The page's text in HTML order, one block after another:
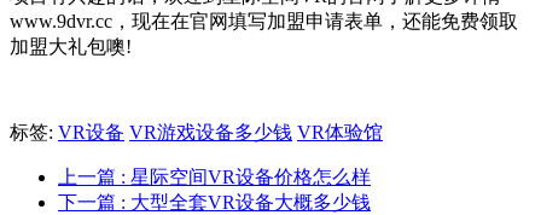
www.9dvr.cc，现在在官网填写加盟申请表单，还能免费领取
加盟大礼包噢!
标签: VR设备 VR游戏设备多少钱 VR体验馆
上一篇 : 星际空间VR设备价格怎么样
下一篇 : 大型全套VR设备大概多少钱